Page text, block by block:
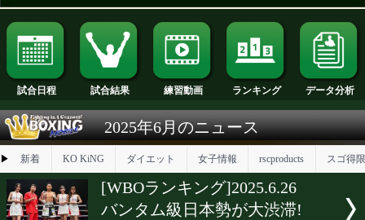
試合日程 試合結果 練習動画 ランキング
2025年6月のニュース